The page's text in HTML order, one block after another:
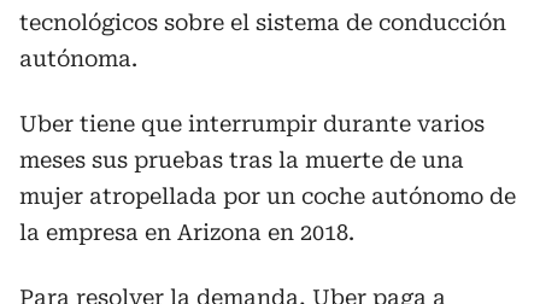
tecnológicos sobre el sistema de conducción
autónoma.
Uber tiene que interrumpir durante varios
meses sus pruebas tras la muerte de una
mujer atropellada por un coche autónomo de
la empresa en Arizona en 2018.
Para resolver la demanda, Uber paga a